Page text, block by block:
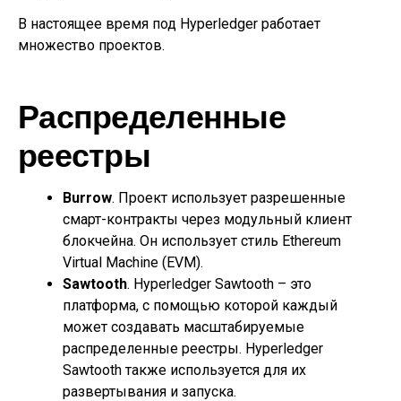
В настоящее время под Hyperledger работает
множество проектов.
Распределенные
реестры
Burrow. Проект использует разрешенные
смарт-контракты через модульный клиент
блокчейна. Он использует стиль Ethereum
Virtual Machine (EVM).
Sawtooth. Hyperledger Sawtooth – это
платформа, с помощью которой каждый
может создавать масштабируемые
распределенные реестры. Hyperledger
Sawtooth также используется для их
развертывания и запуска.